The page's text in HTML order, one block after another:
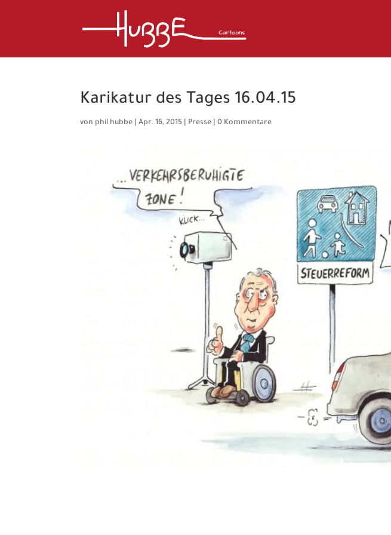
Karikatur des Tages 16.04.15
von phil hubbe |Apr. 16, 2015 Presse |0 Kommentare